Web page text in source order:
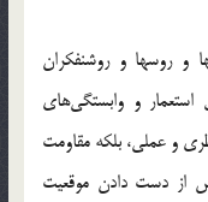
و روسها و روشنفکران‌
و وابستگی‌های‌
و عملی، بلکه‌ مقاومت‌
از دست‌ دادن‌ موقعیت‌